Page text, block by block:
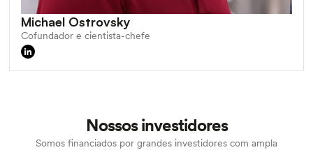
Michael Ostrovsky
Cofundador e cientista-chefe
Nossos investidores
Somos financiados por grandes investidores com ampla